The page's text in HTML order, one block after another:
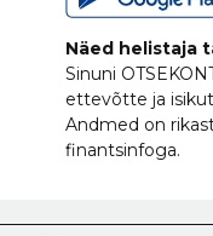
Näed helistaja
Sinuni
ettevõtte ja
Andmed on
finantsinfoga.